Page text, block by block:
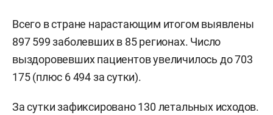
Всего в стране нарастающим итогом выявлены
897 599 заболевших в 85 регионах. Число
выздоровевших пациентов увеличилось до 703
175 (плюс 6 494 за сутки).
За сутки зафиксировано 130 летальных исходов.